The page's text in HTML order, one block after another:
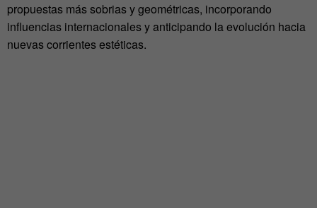
propuestas más sobrias y geométricas, incorporando
influencias internacionales y anticipando la evolución hacia
nuevas corrientes estéticas.